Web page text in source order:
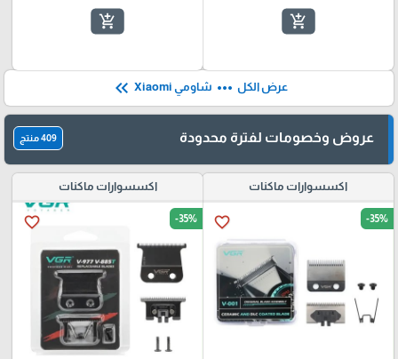
add_shopping_cart
add_shopping_cart
عرض الكل more_horiz شاومي Xiaomi keyboard_double_arrow_left
عروض وخصومات لفترة محدودة 409 منتج
اكسسوارات ماكنات
favorite_border -35%
اكسسوارات ماكنات
favorite_border -35%